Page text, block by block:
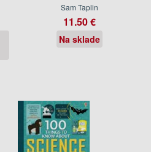
Sam Taplin
11.50 €
Na sklade